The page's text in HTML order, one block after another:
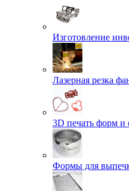
Изготовление
Лазерная резка
3D печать форм и
Формы для